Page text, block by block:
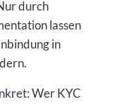
durch
lassen
in
Wer KYC